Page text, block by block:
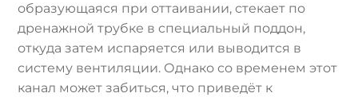
образующаяся при оттаивании, стекает по
дренажной трубке в специальный поддон,
откуда затем испаряется или выводится в
систему вентиляции. Однако со временем этот
канал может забиться, что приведёт к